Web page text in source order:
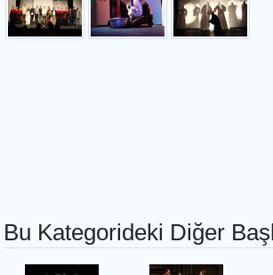
Bu Kategorideki Diğer